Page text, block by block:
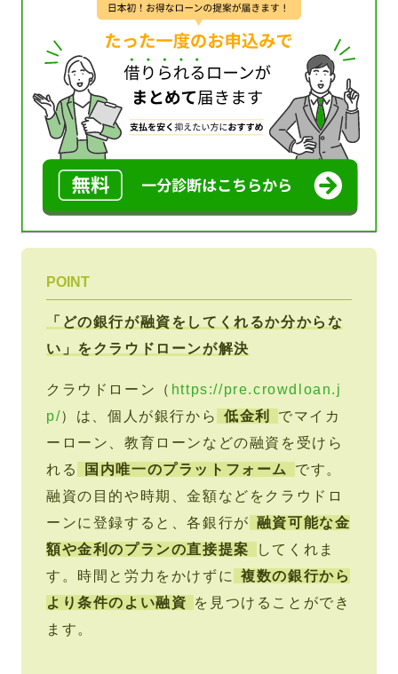
POINT
「どの銀行が融資をしてくれるか分からな
い」をクラウドローンが解決
クラウドローン（ https://pre.crowdloan.j
p/）は、個人が銀行から 低金利
でマイカ
ーローン、教育ローンなどの融資を受けら
れる
国内唯一のプラットフォーム
です。
融資の目的や時期、金額などをクラウドロ
ーンに登録すると、各銀行が 融資可能な金
額や金利のプランの直接提案
してくれま
す。時間と労力をかけずに
複数の銀行から
より条件のよい融資
を見つけることができ
ます。